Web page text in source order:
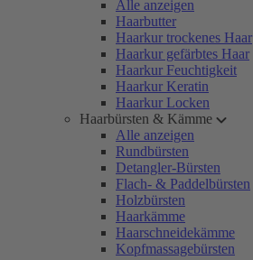
Alle anzeigen
Haarbutter
Haarkur trockenes Haar
Haarkur gefärbtes Haar
Haarkur Feuchtigkeit
Haarkur Keratin
Haarkur Locken
Haarbürsten & Kämme
Alle anzeigen
Rundbürsten
Detangler-Bürsten
Flach- & Paddelbürsten
Holzbürsten
Haarkämme
Haarschneidekämme
Kopfmassagebürsten